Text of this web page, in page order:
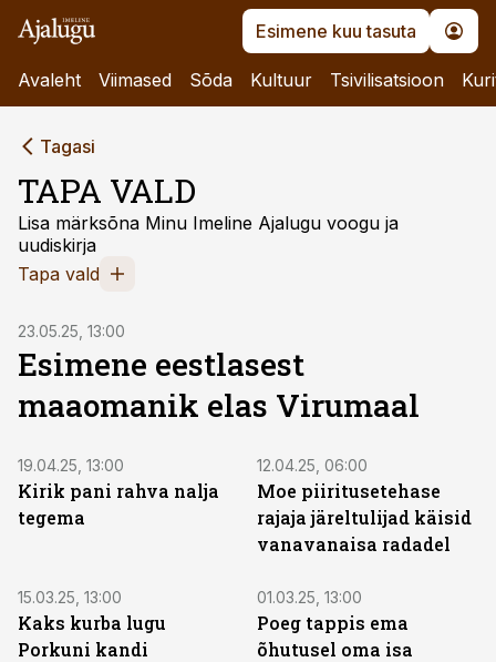
Esimene kuu tasuta
Avaleht Viimased Sõda Kultuur Tsivilisatsioon
Tagasi
TAPA VALD
Lisa märksõna Minu Imeline Ajalugu voogu ja
uudiskirja
Tapa vald
23.05.25, 13:00
Esimene eestlasest
maaomanik elas Virumaal
19.04.25, 13:00
Kirik pani rahva nalja
tegema
12.04.25, 06:00
Moe piiritusetehase
rajaja järeltulijad käisid
vanavanaisa radadel
15.03.25, 13:00
Kaks kurba lugu
Porkuni kandi
01.03.25, 13:00
Poeg tappis ema
õhutusel oma isa